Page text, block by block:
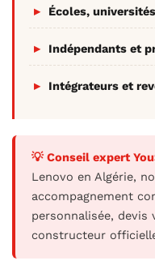
Écoles,
Indépendants et
Intégrateurs et
💡 Conseil expert
Lenovo en Algérie,
accompagnement
personnalisée, devis
constructeur